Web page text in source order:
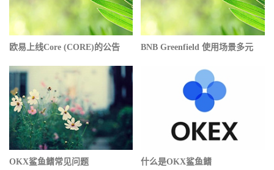
欧易上线Core (CORE)的公告 BNB Greenfield 使用场景多元
OKX鲨鱼鳍常见问题 什么是OKX鲨鱼鳍